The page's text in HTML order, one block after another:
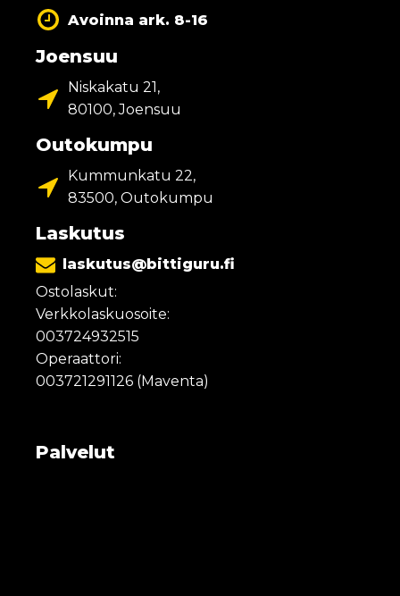
Avoinna ark. 8-16
Joensuu
Niskakatu 21,
80100, Joensuu
Outokumpu
Kummunkatu 22,
83500, Outokumpu
Laskutus
laskutus@bittiguru.fi
Ostolaskut:
Verkkolaskuosoite:
003724932515
Operaattori:
003721291126 (Maventa)
Palvelut